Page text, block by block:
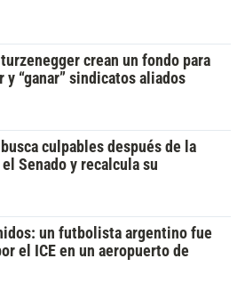
crean un fondo para
y “ganar” sindicatos aliados
busca culpables después de la
Senado y recalcula su
un futbolista argentino fue
el ICE en un aeropuerto de